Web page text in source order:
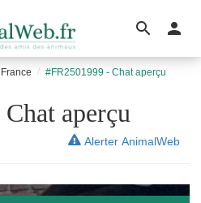
#FR2501999 - Chat aperçu
aperçu
Alerter AnimalWeb